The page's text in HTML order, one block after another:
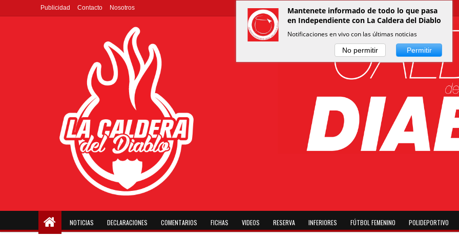
Publicidad Contacto Nosotros
NOTICIAS DECLARACIONES COMENTARIOS FICHAS VIDEOS RESERVA INFERIORES FÚTBOL FEMENINO POLIDEPORTIVO
Mantenete informado de todo lo que pasa
en Independiente con La Caldera del Diablo
Notificaciones en vivo con las últimas noticias
No permitir Permitir